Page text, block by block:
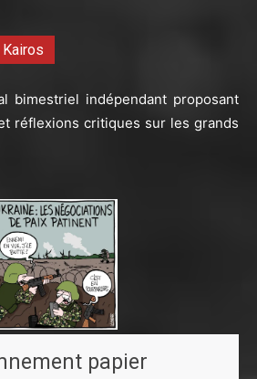
Kairos
bimestriel indépendant proposant
réflexions critiques sur les grands
papier